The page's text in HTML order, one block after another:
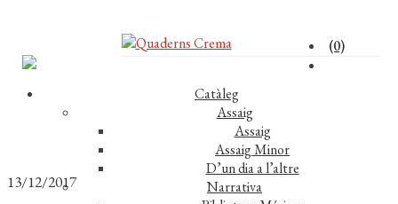
(0)
Catàleg
Assaig
Assaig
Assaig Minor
D’un dia a l’altre
Narrativa
13/12/2017